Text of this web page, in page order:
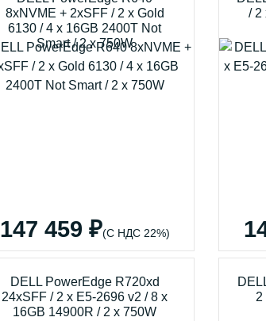
8xNVME + 2xSFF / 2 x Gold
6130 / 4 x 16GB 2400T Not
Smart / 2 x 750W
147 459 ₽(С НДС 22%)
/ 2
DELL PowerEdge R720xd
24xSFF / 2 x E5-2696 v2 / 8 x
16GB 14900R / 2 x 750W
2